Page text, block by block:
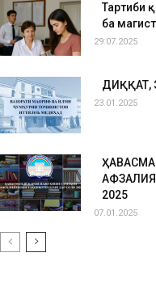
Тартиби
ба
29.07.2025
ДИҚҚАТ,
23.01.2025
2025
07.01.2025